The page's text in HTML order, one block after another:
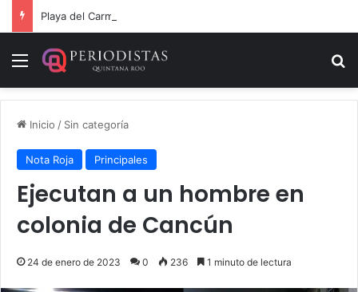
Menú
Inicio / Sin categoría
Nota Roja Principales
Ejecutan a un hombre en
colonia de Cancún
24 de enero de 2023 0 236 1 minuto de lectura